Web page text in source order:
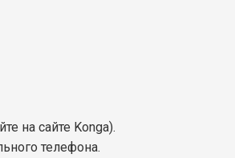
на сайте Konga).
телефона.